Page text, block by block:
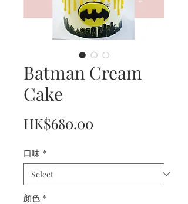
Batman Cream
Cake
HK$680.00
口味 *
顏色 *